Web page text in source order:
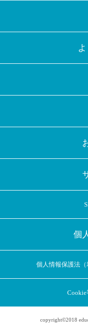
アプリに
個
個人情報保護法
copyright©2018